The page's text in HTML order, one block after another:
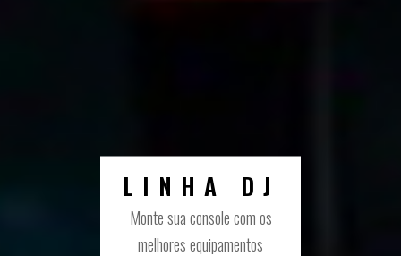
LINHA DJ
Monte sua console com os
melhores equipamentos